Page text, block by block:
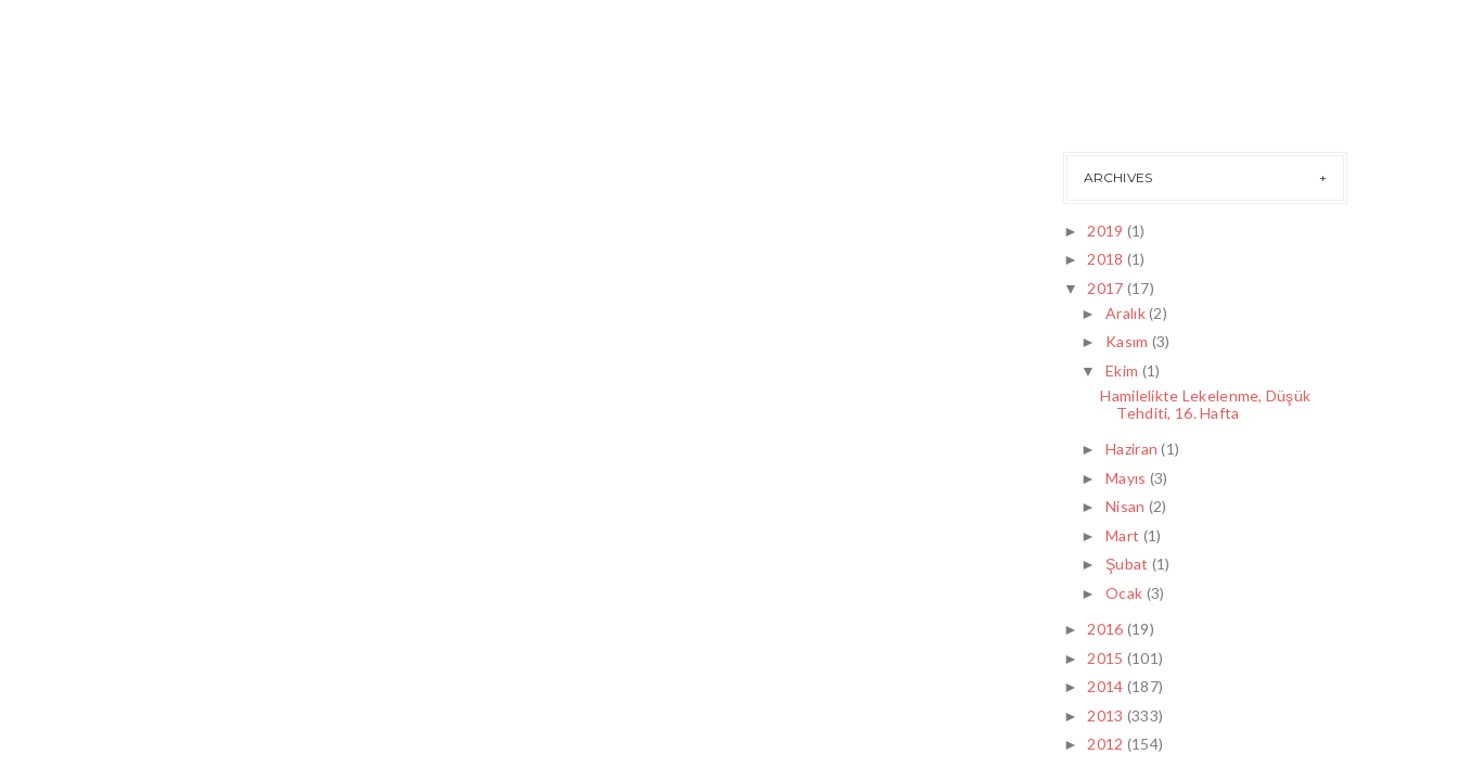
ARCHIVES
► 2019 (1)
►2018 (1)
▼ 2017 (17)
►Aralık(2)
► Kasım (3)
▼Ekim (1)
Hamilelikte Lekelenme, Düşük
Tehditi, 16. Hafta
►Haziran(1)
►Mayıs (3)
►Nisan (2)
►Mart (1)
► Şubat (1)
►Ocak (3)
►2016 (19)
► 2015 (101)
►2014 (187)
► 2013 (333)
►2012 (154)